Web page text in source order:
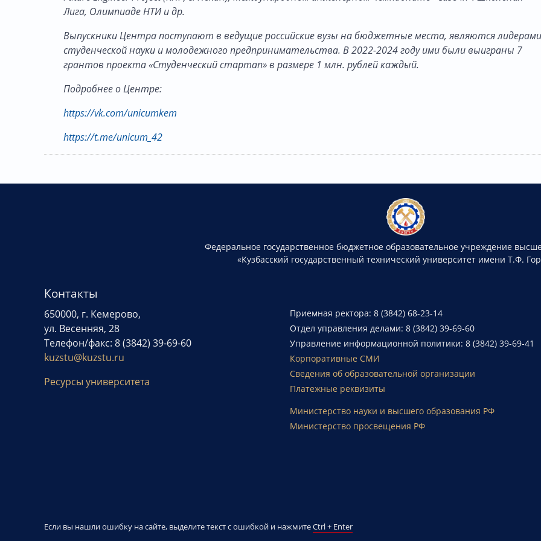
Лига, Олимпиаде НТИ и др.
Выпускники Центра поступают в ведущие российские вузы на бюджетные места, являются лидерами
студенческой науки и молодежного предпринимательства. В 2022-2024 году ими были выиграны 7
грантов проекта «Студенческий стартап» в размере 1 млн. рублей каждый.
Подробнее о Центре:
https://vk.com/unicumkem
https://t.me/unicum_42
Федеральное государственное бюджетное образовательное учреждение
«Кузбасский государственный технический университет имени Т.Ф.
Контакты
650000, г. Кемерово,
ул. Весенняя, 28
Телефон/факс: 8 (3842) 39-69-60
kuzstu@kuzstu.ru
Ресурсы университета
Приемная ректора: 8 (3842) 68-23-14
Отдел управления делами: 8 (3842) 39-69-60
Управление информационной политики: 8 (3842) 39-69-41
Корпоративные СМИ
Сведения об образовательной организации
Платежные реквизиты
Министерство науки и высшего образования РФ
Министерство просвещения РФ
Если вы нашли ошибку на сайте, выделите текст с ошибкой и нажмитеCtrl + Enter